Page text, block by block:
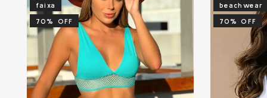
faixa
70% OFF
beachwear
70% OFF